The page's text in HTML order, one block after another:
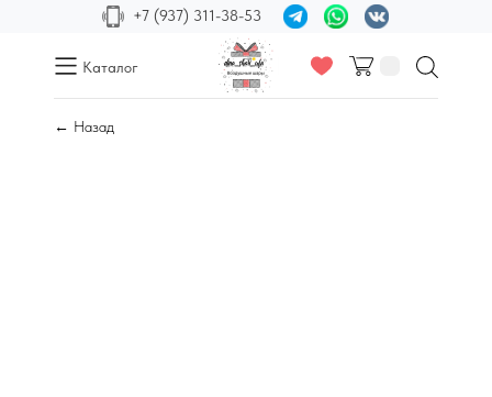
+7 (937) 311-38-53
Каталог
← Назад